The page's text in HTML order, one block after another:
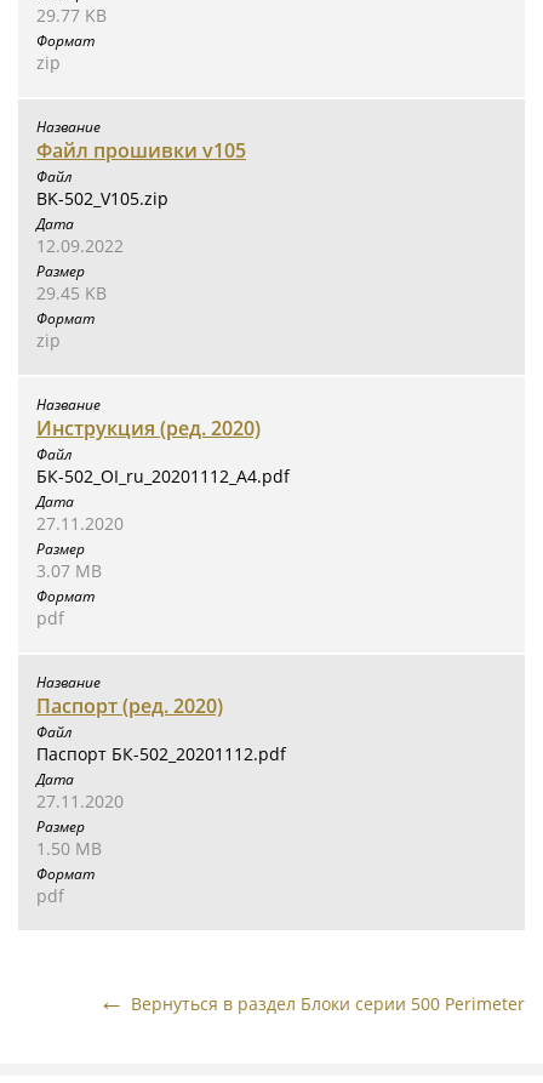
29.77 KB
zip
Файл прошивки v105
BK-502_V105.zip
12.09.2022
29.45 KB
zip
Инструкция (ред. 2020)
БК-502_OI_ru_20201112_A4.pdf
27.11.2020
3.07 MB
pdf
Паспорт (ред. 2020)
Паспорт БК-502_20201112.pdf
27.11.2020
1.50 MB
pdf
Вернуться в раздел Блоки серии 500 Perimeter